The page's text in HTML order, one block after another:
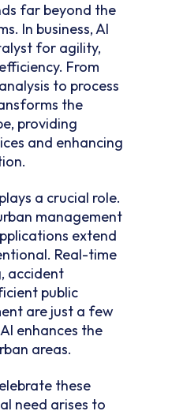
far beyond the
In business, AI
for agility,
From
to process
the
providing
and enhancing
a crucial role.
management
extend
Real-time
accident
public
are just a few
enhances the
areas.
these
need arises to